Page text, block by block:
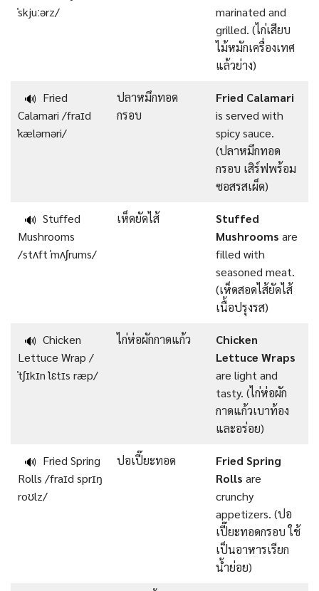
ˈskjuːərz/
marinated and
grilled. (ไก่เสียบ
ไม้หมักเครื่องเทศ
แล้วย่าง)
🔊 Fried
Calamari /fraɪd
ˈkæləməri/
ปลาหมึกทอด
กรอบ
Fried Calamari
is served with
spicy sauce.
(ปลาหมึกทอด
กรอบ เสิร์ฟพร้อม
ซอสรสเผ็ด)
🔊 Stuffed
Mushrooms
/stʌft ˈmʌʃrums/
เห็ดยัดไส้
Stuffed
Mushrooms are
filled with
seasoned meat.
(เห็ดสอดไส้ยัดไส้
เนื้อปรุงรส)
🔊 Chicken
Lettuce Wrap /
ˈtʃɪkɪn ˈlɛtɪs ræp/
ไก่ห่อผักกาดแก้ว
Chicken
Lettuce Wraps
are light and
tasty. (ไก่ห่อผัก
กาดแก้วเบาท้อง
และอร่อย)
🔊 Fried Spring
Rolls /fraɪd sprɪŋ
roʊlz/
ปอเปี๊ยะทอด
Fried Spring
Rolls are
crunchy
appetizers. (ปอ
เปี๊ยะทอดกรอบ ใช้
เป็นอาหารเรียก
น้ำย่อย)